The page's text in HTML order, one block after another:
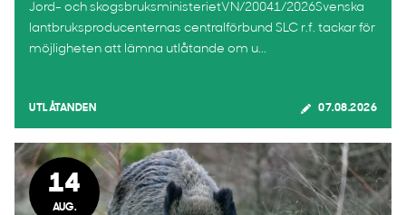
Jord- och skogsbruksministerietVN/20041/2026Svenska
lantbruksproducenternas centralförbund SLC r.f. tackar för
möjligheten att lämna utlåtande om u...
UTLÅTANDEN 07.08.2026
14
AUG.